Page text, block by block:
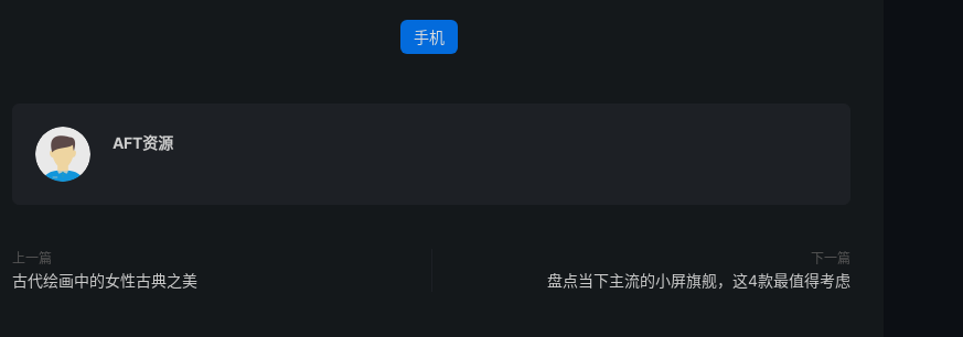
手机
AFT资源
上一篇
古代绘画中的女性古典之美
下一篇
盘点当下主流的小屏旗舰，这4款最值得考虑